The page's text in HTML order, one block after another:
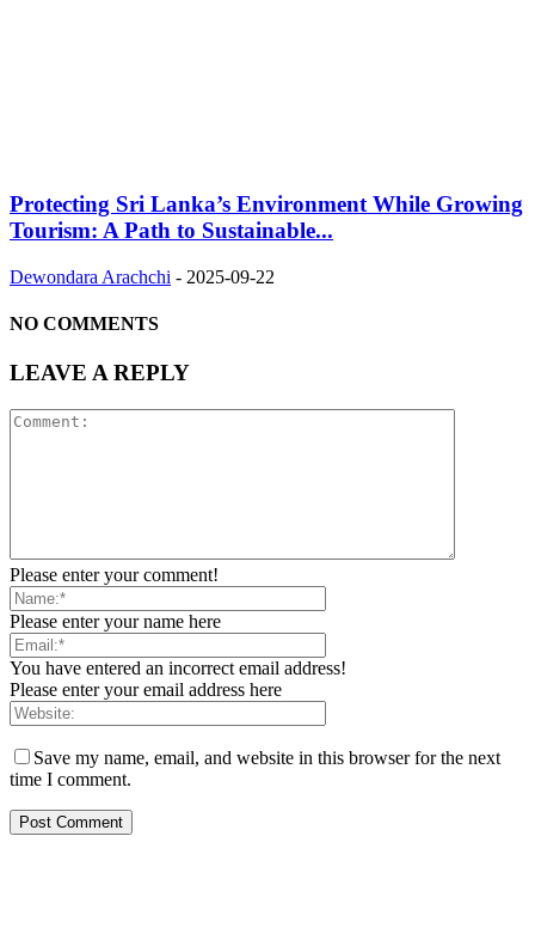
Protecting Sri Lanka’s Environment While Growing
Tourism: A Path to Sustainable...
Dewondara Arachchi - 2025-09-22
NO COMMENTS
LEAVE A REPLY
Please enter your comment!
Please enter your name here
You have entered an incorrect email address!
Please enter your email address here
Save my name, email, and website in this browser for the next
time I comment.